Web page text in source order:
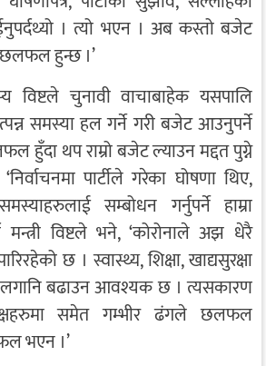
। त्यो भएन । अब कस्तो बजेट
हुन्छ ।’
विष्टले चुनावी वाचाबाहेक यसपालि
समस्या हल गर्ने गरी बजेट आउनुपर्ने
हुँदा थप राम्रो बजेट ल्याउन मद्दत पुग्ने
पार्टीले गरेका घोषणा थिए,
सम्बोधन गर्नुपर्ने हाम्रा
मन्त्री विष्टले भने, ‘कोरोनाले अझ धेरै
छ । स्वास्थ्य, शिक्षा, खाद्यसुरक्षा
लगानि बढाउन आवश्यक छ । त्यसकारण
समेत गम्भीर ढंगले छलफल
भएन ।’